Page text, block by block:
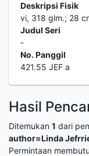
Deskripsi Fisik
vi, 318 glm.; 28
Judul Seri
-
No. Panggil
421.55 JEF a
Hasil
Ditemukan 1 dari
author=Linda
Permintaan